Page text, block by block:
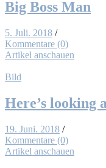
Big Boss Man
5. Juli. 2018 /
Kommentare (0)
Artikel anschauen
Bild
Here’s loo­king
19. Juni. 2018 /
Kommentare (0)
Artikel anschauen